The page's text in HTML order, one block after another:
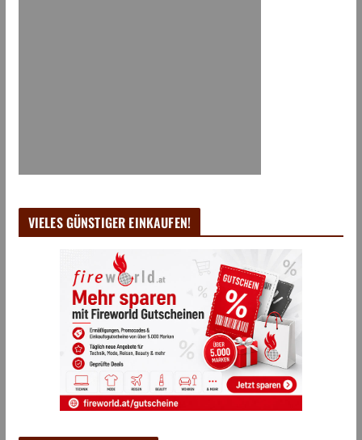
VIELES GÜNSTIGER EINKAUFEN!